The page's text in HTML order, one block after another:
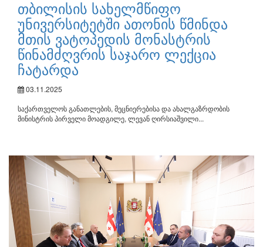
თბილისის სახელმწიფო
უნივერსიტეტში ათონის წმინდა
მთის ვატოპედის მონასტრის
წინამძღვრის საჯარო ლექცია
ჩატარდა
03.11.2025
საქართველოს განათლების, მეცნიერებისა და ახალგაზრდობის
მინისტრის პირველი მოადგილე, ლევან ღირსიაშვილი...